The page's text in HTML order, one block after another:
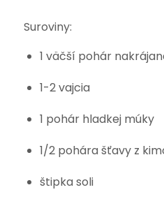
Suroviny:
1 väčší pohár
1-2 vajcia
1 pohár hladkej múky
1/2 pohára šťavy z
štipka soli